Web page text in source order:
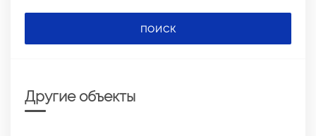
ПОИСК
Другие объекты